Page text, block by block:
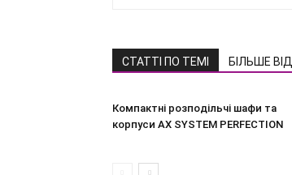
СТАТТІ ПО ТЕМІ БІЛЬШЕ
Компактні розподільчі шафи та
корпуси AX SYSTEM PERFECTION